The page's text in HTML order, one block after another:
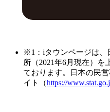
※1：iタウンページは、
所（2021年6月現在）を
ております。日本の民
イト（https://